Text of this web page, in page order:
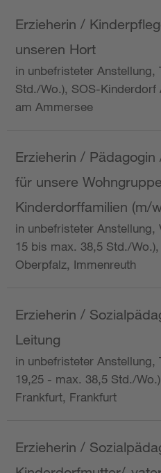
Erzieherin /
unseren Hort
in unbefristeter Anstellung,
Std./Wo.), SOS-Kinderdorf
am Ammersee
Erzieherin /
für unsere
Kinderdorffamilien (m/
in unbefristeter Anstellung,
15 bis max. 38,5 Std./
Oberpfalz, Immenreuth
Erzieherin /
Leitung
in unbefristeter Anstellung,
19,25 - max. 38,5 Std./
Frankfurt, Frankfurt
Erzieherin /